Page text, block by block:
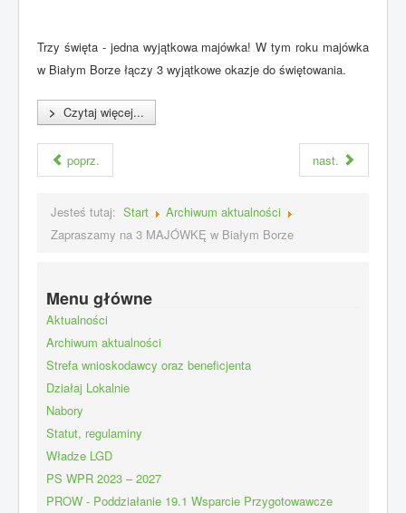
Trzy święta - jedna wyjątkowa majówka! W tym roku majówka
w Białym Borze łączy 3 wyjątkowe okazje do świętowania.
> Czytaj więcej...
poprz. nast.
Jesteś tutaj: Start
Archiwum aktualności
Zapraszamy na 3 MAJÓWKĘ w Białym Borze
Menu główne
Aktualności
Archiwum aktualności
Strefa wnioskodawcy oraz beneficjenta
Działaj Lokalnie
Nabory
Statut, regulaminy
Władze LGD
PS WPR 2023 – 2027
PROW - Poddziałanie 19.1 Wsparcie Przygotowawcze